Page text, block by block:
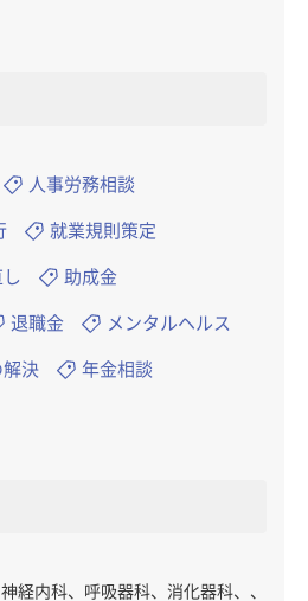
人事労務相談
就業規則策定
助成金
退職金 メンタルヘルス
解決 年金相談
経内科、呼吸器科、消化器科、、